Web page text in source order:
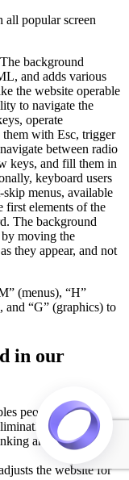
all popular screen
The background
and adds various
the website operable
to navigate the
operate
with Esc, trigger
between radio
keys, and fill them in
keyboard users
menus, available
first elements of the
The background
by moving the
they appear, and not
(menus), “H”
and “G” (graphics) to
in our
people with
the risk of
animations and
the website for